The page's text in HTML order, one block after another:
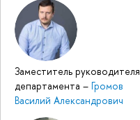
Заместитель руководителя
департамента – Громов
Василий Александрович